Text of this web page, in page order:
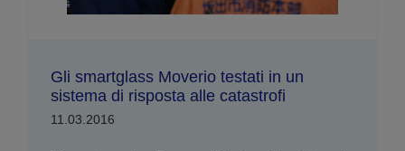
Gli smartglass Moverio testati in un
sistema di risposta alle catastrofi
11.03.2016